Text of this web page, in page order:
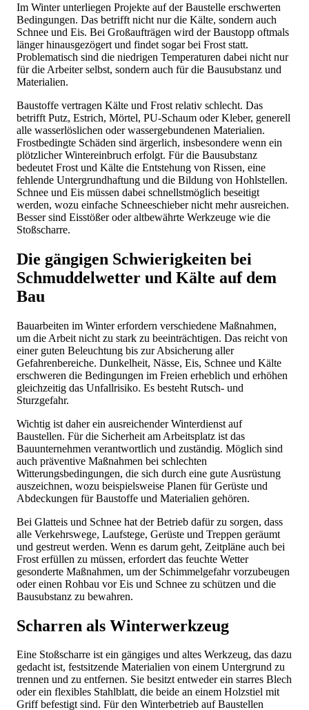
Im Winter unterliegen Projekte auf der Baustelle erschwerten
Bedingungen. Das betrifft nicht nur die Kälte, sondern auch
Schnee und Eis. Bei Großaufträgen wird der Baustopp oftmals
länger hinausgezögert und findet sogar bei Frost statt.
Problematisch sind die niedrigen Temperaturen dabei nicht nur
für die Arbeiter selbst, sondern auch für die Bausubstanz und
Materialien.
Baustoffe vertragen Kälte und Frost relativ schlecht. Das
betrifft Putz, Estrich, Mörtel, PU-Schaum oder Kleber, generell
alle wasserlöslichen oder wassergebundenen Materialien.
Frostbedingte Schäden sind ärgerlich, insbesondere wenn ein
plötzlicher Wintereinbruch erfolgt. Für die Bausubstanz
bedeutet Frost und Kälte die Entstehung von Rissen, eine
fehlende Untergrundhaftung und die Bildung von Hohlstellen.
Schnee und Eis müssen dabei schnellstmöglich beseitigt
werden, wozu einfache Schneeschieber nicht mehr ausreichen.
Besser sind Eisstößer oder altbewährte Werkzeuge wie die
Stoßscharre.
Die gängigen Schwierigkeiten bei
Schmuddelwetter und Kälte auf dem
Bau
Bauarbeiten im Winter erfordern verschiedene Maßnahmen,
um die Arbeit nicht zu stark zu beeinträchtigen. Das reicht von
einer guten Beleuchtung bis zur Absicherung aller
Gefahrenbereiche. Dunkelheit, Nässe, Eis, Schnee und Kälte
erschweren die Bedingungen im Freien erheblich und erhöhen
gleichzeitig das Unfallrisiko. Es besteht Rutsch- und
Sturzgefahr.
Wichtig ist daher ein ausreichender Winterdienst auf
Baustellen. Für die Sicherheit am Arbeitsplatz ist das
Bauunternehmen verantwortlich und zuständig. Möglich sind
auch präventive Maßnahmen bei schlechten
Witterungsbedingungen, die sich durch eine gute Ausrüstung
auszeichnen, wozu beispielsweise Planen für Gerüste und
Abdeckungen für Baustoffe und Materialien gehören.
Bei Glatteis und Schnee hat der Betrieb dafür zu sorgen, dass
alle Verkehrswege, Laufstege, Gerüste und Treppen geräumt
und gestreut werden. Wenn es darum geht, Zeitpläne auch bei
Frost erfüllen zu müssen, erfordert das feuchte Wetter
gesonderte Maßnahmen, um der Schimmelgefahr vorzubeugen
oder einen Rohbau vor Eis und Schnee zu schützen und die
Bausubstanz zu bewahren.
Scharren als Winterwerkzeug
Eine Stoßscharre ist ein gängiges und altes Werkzeug, das dazu
gedacht ist, festsitzende Materialien von einem Untergrund zu
trennen und zu entfernen. Sie besitzt entweder ein starres Blech
oder ein flexibles Stahlblatt, die beide an einem Holzstiel mit
Griff befestigt sind. Für den Winterbetrieb auf Baustellen